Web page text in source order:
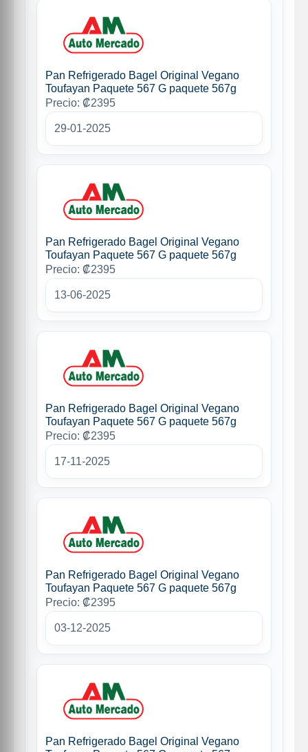
Pan Refrigerado Bagel Original Vegano
Toufayan Paquete 567 G paquete 567g
Precio: ₡2395
29-01-2025
Pan Refrigerado Bagel Original Vegano
Toufayan Paquete 567 G paquete 567g
Precio: ₡2395
13-06-2025
Pan Refrigerado Bagel Original Vegano
Toufayan Paquete 567 G paquete 567g
Precio: ₡2395
17-11-2025
Pan Refrigerado Bagel Original Vegano
Toufayan Paquete 567 G paquete 567g
Precio: ₡2395
03-12-2025
Pan Refrigerado Bagel Original Vegano